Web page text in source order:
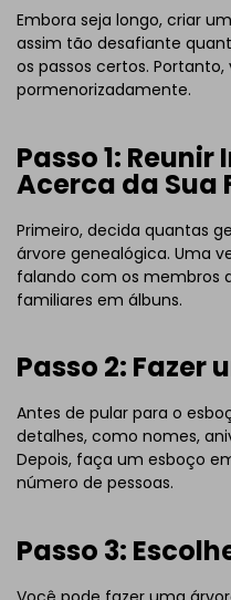
Embora seja longo, criar
assim tão desafiante
os passos certos.
pormenorizadamente.
Passo 1:
Acerca da Sua
Primeiro, decida quantas
árvore genealógica. Uma
falando com os membros
familiares em álbuns.
Passo 2: Fazer
Antes de pular para o
detalhes, como nomes,
Depois, faça um esboço
número de pessoas.
Passo 3: